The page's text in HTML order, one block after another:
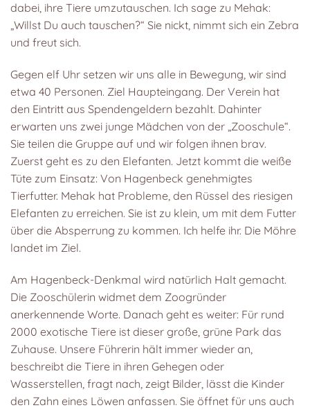
dabei, ihre Tiere umzutauschen. Ich sage zu Mehak:
„Willst Du auch tauschen?“ Sie nickt, nimmt sich ein Zebra
und freut sich.
Gegen elf Uhr setzen wir uns alle in Bewegung, wir sind
etwa 40 Personen. Ziel Haupteingang. Der Verein hat
den Eintritt aus Spendengeldern bezahlt. Dahinter
erwarten uns zwei junge Mädchen von der „Zooschule“.
Sie teilen die Gruppe auf und wir folgen ihnen brav.
Zuerst geht es zu den Elefanten. Jetzt kommt die weiße
Tüte zum Einsatz: Von Hagenbeck genehmigtes
Tierfutter. Mehak hat Probleme, den Rüssel des riesigen
Elefanten zu erreichen. Sie ist zu klein, um mit dem Futter
über die Absperrung zu kommen. Ich helfe ihr. Die Möhre
landet im Ziel.
Am Hagenbeck-Denkmal wird natürlich Halt gemacht.
Die Zooschülerin widmet dem Zoogründer
anerkennende Worte. Danach geht es weiter: Für rund
2000 exotische Tiere ist dieser große, grüne Park das
Zuhause. Unsere Führerin hält immer wieder an,
beschreibt die Tiere in ihren Gehegen oder
Wasserstellen, fragt nach, zeigt Bilder, lässt die Kinder
den Zahn eines Löwen anfassen. Sie öffnet für uns auch